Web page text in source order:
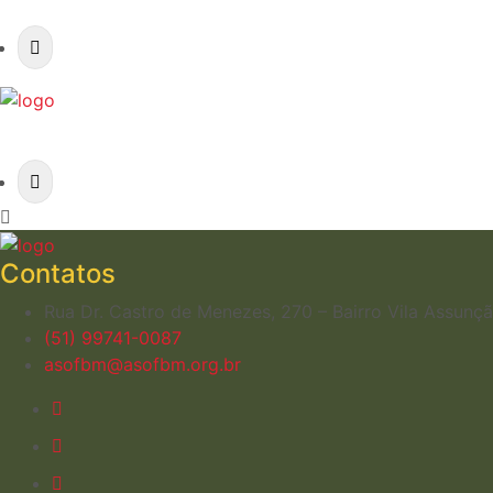
Contatos
Rua Dr. Castro de Menezes, 270 – Bairro Vila
(51) 99741-0087
asofbm@asofbm.org.br